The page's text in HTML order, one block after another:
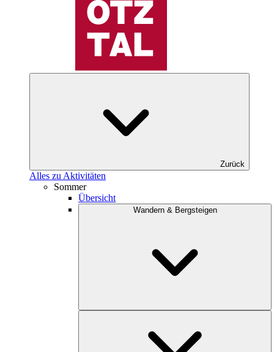
Zurück
Alles zu Aktivitäten
Sommer
Übersicht
Wandern & Bergsteigen